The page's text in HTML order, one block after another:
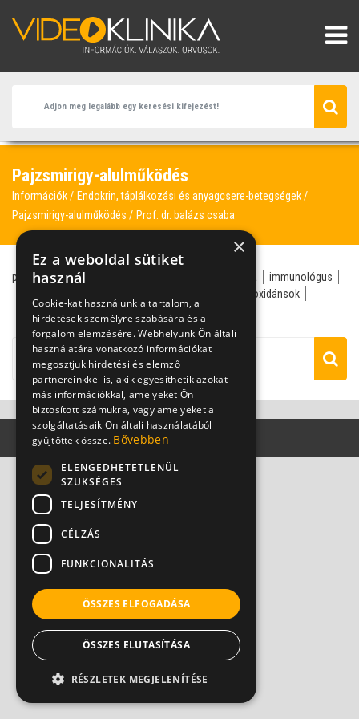
Pajzsmirigy-alulműködés
Információk
Endokrin, táplálkozási és anyagcsere-betegségek
Pajzsmirigy-alulműködés
Prof. dr. balázs csaba
pajzsmirigy-alulműködés
immunológus
antioxidánsok
autoimmun betegség
belgyógyász
×
Ez a weboldal sütiket
használ
Cookie-kat használunk a tartalom, a
hirdetések személyre szabására és a
forgalom elemzésére. Webhelyünk Ön általi
használatára vonatkozó információkat
megosztjuk hirdetési és elemző
partnereinkkel is, akik egyesíthetik azokat
más információkkal, amelyeket Ön
biztosított számukra, vagy amelyeket a
szolgáltatásaik Ön általi használatából
gyűjtöttek össze. Bővebben
ELENGEDHETETLENÜL
SZÜKSÉGES
TELJESÍTMÉNY
CÉLZÁS
FUNKCIONALITÁS
ÖSSZES ELFOGADÁSA
ÖSSZES ELUTASÍTÁSA
RÉSZLETEK MEGJELENÍTÉSE